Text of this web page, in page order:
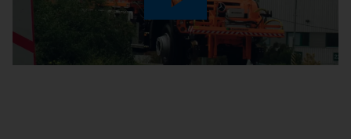
Play
Video